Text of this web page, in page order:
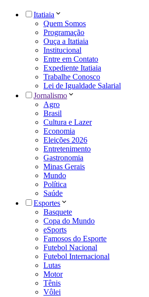
Itatiaia
Quem Somos
Programação
Ouça a Itatiaia
Institucional
Entre em Contato
Expediente Itatiaia
Trabalhe Conosco
Lei de Igualdade Salarial
Jornalismo
Agro
Brasil
Cultura e Lazer
Economia
Eleições 2026
Entretenimento
Gastronomia
Minas Gerais
Mundo
Política
Saúde
Esportes
Basquete
Copa do Mundo
eSports
Famosos do Esporte
Futebol Nacional
Futebol Internacional
Lutas
Motor
Tênis
Vôlei